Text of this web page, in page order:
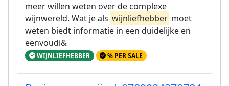
meer willen weten over de complexe
wijnwereld. Wat je als wijnliefhebber moet
weten biedt informatie in een duidelijke en
eenvoudi&
WIJNLIEFHEBBER % PER SALE